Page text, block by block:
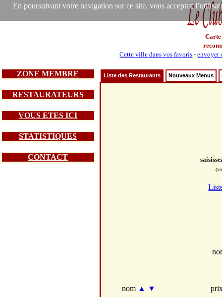
En poursuivant votre navigation sur ce site, vous acceptez
Carte
Cette ville dans vos favoris -envoyer
ZONE MEMBRE
RESTAURATEURS
VOUS ETES ICI
STATISTIQUES
CONTACT
Liste des Restaurants Nouveaux Menus
nom ▲ ▼